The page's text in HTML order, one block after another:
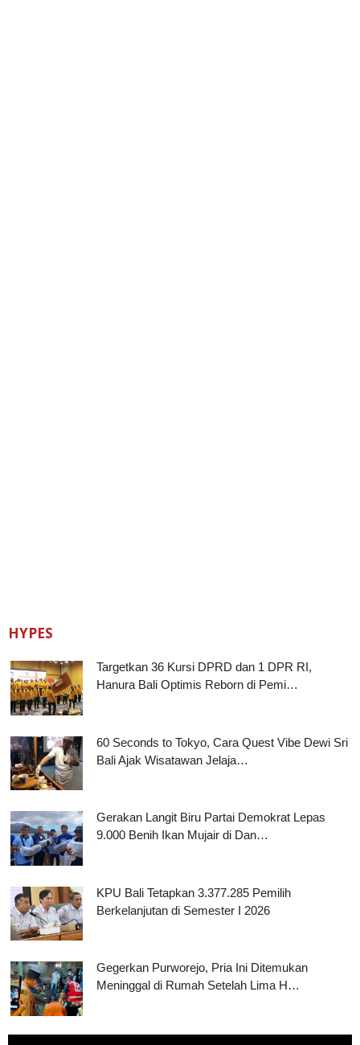
HYPES
Targetkan 36 Kursi DPRD dan 1 DPR RI,
Hanura Bali Optimis Reborn di Pemi…
60 Seconds to Tokyo, Cara Quest Vibe Dewi Sri
Bali Ajak Wisatawan Jelaja…
Gerakan Langit Biru Partai Demokrat Lepas
9.000 Benih Ikan Mujair di Dan…
KPU Bali Tetapkan 3.377.285 Pemilih
Berkelanjutan di Semester I 2026
Gegerkan Purworejo, Pria Ini Ditemukan
Meninggal di Rumah Setelah Lima H…